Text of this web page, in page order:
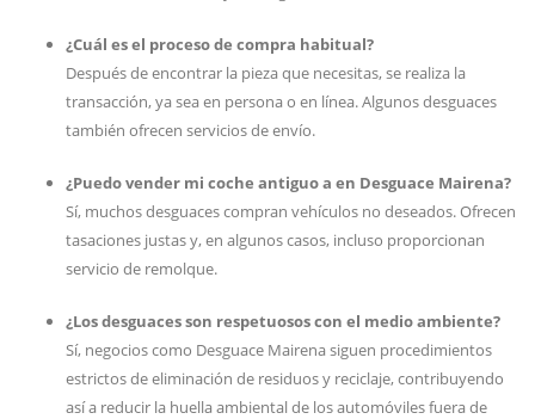
¿Cuál es el proceso de compra habitual?
Después de encontrar la pieza que necesitas, se realiza la
transacción, ya sea en persona o en línea. Algunos desguaces
también ofrecen servicios de envío.
¿Puedo vender mi coche antiguo a en Desguace Mairena?
Sí, muchos desguaces compran vehículos no deseados. Ofrecen
tasaciones justas y, en algunos casos, incluso proporcionan
servicio de remolque.
¿Los desguaces son respetuosos con el medio ambiente?
Sí, negocios como Desguace Mairena siguen procedimientos
estrictos de eliminación de residuos y reciclaje, contribuyendo
así a reducir la huella ambiental de los automóviles fuera de